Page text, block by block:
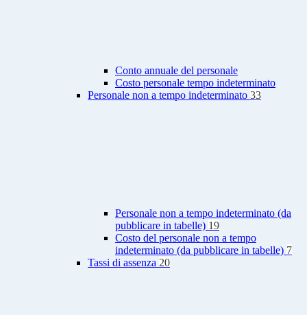
Conto annuale del personale
Costo personale tempo indeterminato
Personale non a tempo indeterminato 33
Personale non a tempo indeterminato (da
pubblicare in tabelle) 19
Costo del personale non a tempo
indeterminato (da pubblicare in tabelle) 7
Tassi di assenza 20